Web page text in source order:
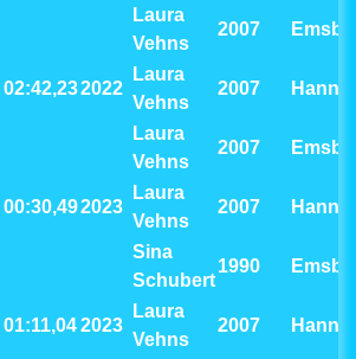
Laura
Vehns
2007
02:42,232022
Laura
Vehns
2007
Laura
Vehns
2007
00:30,492023
Laura
Vehns
2007
Sina
Schubert
1990
01:11,042023
Laura
Vehns
2007